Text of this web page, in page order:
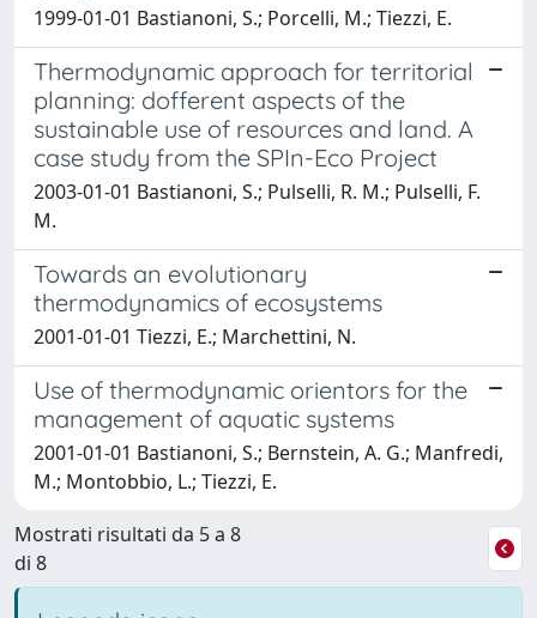
1999-01-01 Bastianoni, S.; Porcelli, M.; Tiezzi, E.
Thermodynamic approach for territorial
planning: dofferent aspects of the
sustainable use of resources and land. A
case study from the SPIn-Eco Project
2003-01-01 Bastianoni, S.; Pulselli, R. M.; Pulselli, F.
M.
Towards an evolutionary
thermodynamics of ecosystems
2001-01-01 Tiezzi, E.; Marchettini, N.
Use of thermodynamic orientors for the
management of aquatic systems
2001-01-01 Bastianoni, S.; Bernstein, A. G.; Manfredi,
M.; Montobbio, L.; Tiezzi, E.
Mostrati risultati da 5 a 8
di 8